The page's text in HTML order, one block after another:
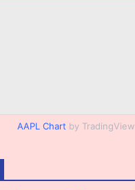
AAPL Chart by TradingView